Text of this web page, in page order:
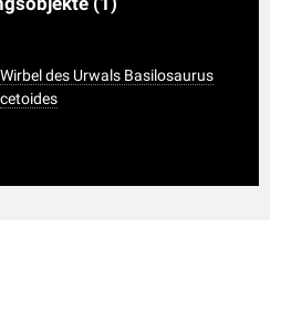
Wirbel des Urwals Basilosaurus
cetoides